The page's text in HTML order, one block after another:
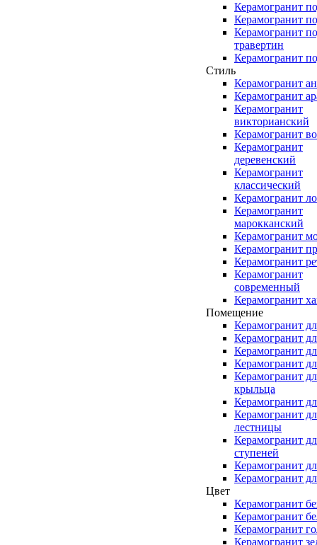
Керамогранит
Керамогранит
Керамогранит
травертин
Керамогранит
Стиль
Керамогранит
Керамогранит
Керамогранит
викторианский
Керамогранит
Керамогранит
деревенский
Керамогранит
классический
Керамогранит
Керамогранит
марокканский
Керамогранит
Керамогранит
Керамогранит
Керамогранит
современный
Керамогранит
Помещение
Керамогранит
Керамогранит
Керамогранит
Керамогранит
Керамогранит
крыльца
Керамогранит
Керамогранит
лестницы
Керамогранит
ступеней
Керамогранит
Керамогранит
Цвет
Керамогранит
Керамогранит
Керамогранит
Керамогранит